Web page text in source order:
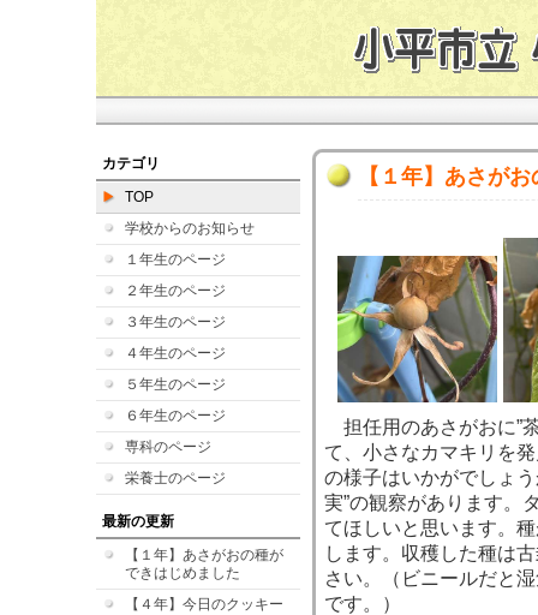
カテゴリ
TOP
学校からのお知らせ
１年生のページ
２年生のページ
３年生のページ
４年生のページ
５年生のページ
６年生のページ
専科のページ
栄養士のページ
最新の更新
【１年】あさがおの種が
できはじめました
【４年】今日のクッキー
【１年】あさが
担任用のあさがおに”
て、小さなカマキリを
の様子はいかがでしょ
実”の観察があります。
てほしいと思います。
します。収穫した種は
さい。（ビニールだと
です。）